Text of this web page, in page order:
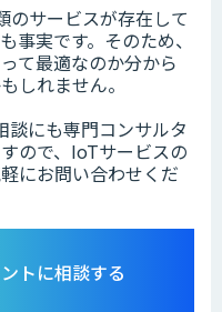
のサービスが存在して
事実です。そのため、
て最適なのか分から
しれません。
にも専門コンサルタ
ので、IoTサービスの
にお問い合わせくだ
トに相談する